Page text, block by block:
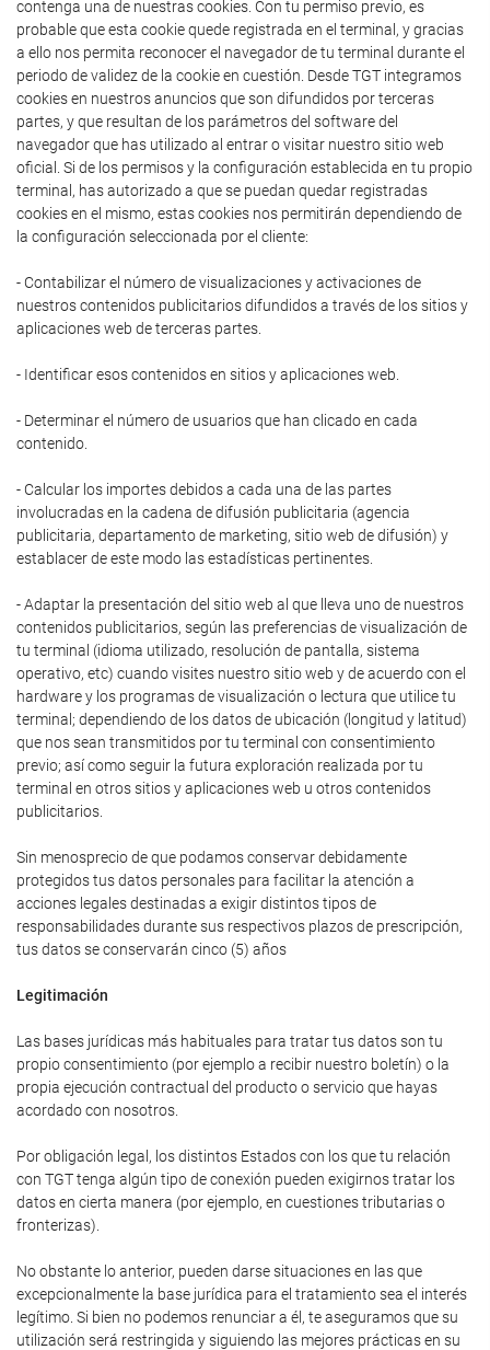
contenga una de nuestras cookies. Con tu permiso previo, es
probable que esta cookie quede registrada en el terminal, y gracias
a ello nos permita reconocer el navegador de tu terminal durante el
periodo de validez de la cookie en cuestión. Desde TGT integramos
cookies en nuestros anuncios que son difundidos por terceras
partes, y que resultan de los parámetros del software del
navegador que has utilizado al entrar o visitar nuestro sitio web
oficial. Si de los permisos y la configuración establecida en tu propio
terminal, has autorizado a que se puedan quedar registradas
cookies en el mismo, estas cookies nos permitirán dependiendo de
la configuración seleccionada por el cliente:
- Contabilizar el número de visualizaciones y activaciones de
nuestros contenidos publicitarios difundidos a través de los sitios y
aplicaciones web de terceras partes.
- Identificar esos contenidos en sitios y aplicaciones web.
- Determinar el número de usuarios que han clicado en cada
contenido.
- Calcular los importes debidos a cada una de las partes
involucradas en la cadena de difusión publicitaria (agencia
publicitaria, departamento de marketing, sitio web de difusión) y
establacer de este modo las estadísticas pertinentes.
- Adaptar la presentación del sitio web al que lleva uno de nuestros
contenidos publicitarios, según las preferencias de visualización de
tu terminal (idioma utilizado, resolución de pantalla, sistema
operativo, etc) cuando visites nuestro sitio web y de acuerdo con el
hardware y los programas de visualización o lectura que utilice tu
terminal; dependiendo de los datos de ubicación (longitud y latitud)
que nos sean transmitidos por tu terminal con consentimiento
previo; así como seguir la futura exploración realizada por tu
terminal en otros sitios y aplicaciones web u otros contenidos
publicitarios.
Sin menosprecio de que podamos conservar debidamente
protegidos tus datos personales para facilitar la atención a
acciones legales destinadas a exigir distintos tipos de
responsabilidades durante sus respectivos plazos de prescripción,
tus datos se conservarán cinco (5) años
Legitimación
Las bases jurídicas más habituales para tratar tus datos son tu
propio consentimiento (por ejemplo a recibir nuestro boletín) o la
propia ejecución contractual del producto o servicio que hayas
acordado con nosotros.
Por obligación legal, los distintos Estados con los que tu relación
con TGT tenga algún tipo de conexión pueden exigirnos tratar los
datos en cierta manera (por ejemplo, en cuestiones tributarias o
fronterizas).
No obstante lo anterior, pueden darse situaciones en las que
excepcionalmente la base jurídica para el tratamiento sea el interés
legítimo. Si bien no podemos renunciar a él, te aseguramos que su
utilización será restringida y siguiendo las mejores prácticas en su